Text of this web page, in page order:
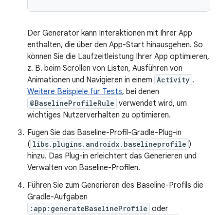
Der Generator kann Interaktionen mit Ihrer App
enthalten, die über den App-Start hinausgehen. So
können Sie die Laufzeitleistung Ihrer App optimieren,
z. B. beim Scrollen von Listen, Ausführen von
Animationen und Navigieren in einem Activity .
Weitere Beispiele für Tests, bei denen
@BaselineProfileRule verwendet wird, um
wichtiges Nutzerverhalten zu optimieren.
Fügen Sie das Baseline-Profil-Gradle-Plug-in
( libs.plugins.androidx.baselineprofile )
hinzu. Das Plug-in erleichtert das Generieren und
Verwalten von Baseline-Profilen.
Führen Sie zum Generieren des Baseline-Profils die
Gradle-Aufgaben
:app:generateBaselineProfile oder